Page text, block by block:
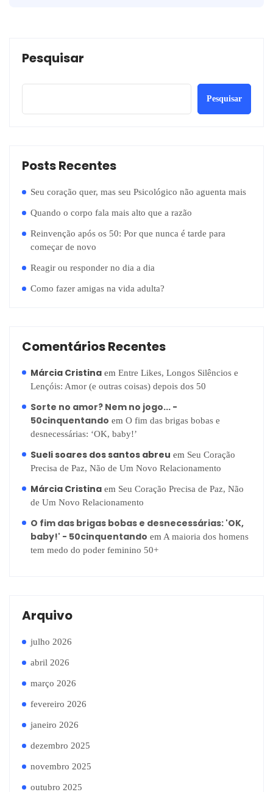
Pesquisar
Pesquisar
Posts Recentes
Seu coração quer, mas seu Psicológico não aguenta mais
Quando o corpo fala mais alto que a razão
Reinvenção após os 50: Por que nunca é tarde para
começar de novo
Reagir ou responder no dia a dia
Como fazer amigas na vida adulta?
Comentários Recentes
Márcia Cristina em Entre Likes, Longos Silêncios e
Lençóis: Amor (e outras coisas) depois dos 50
Sorte no amor? Nem no jogo... -
50cinquentando em O fim das brigas bobas e
desnecessárias: ‘OK, baby!’
Sueli soares dos santos abreu em Seu Coração
Precisa de Paz, Não de Um Novo Relacionamento
Márcia Cristina em Seu Coração Precisa de Paz, Não
de Um Novo Relacionamento
O fim das brigas bobas e desnecessárias: 'OK,
baby!' - 50cinquentando em A maioria dos homens
tem medo do poder feminino 50+
Arquivo
julho 2026
abril 2026
março 2026
fevereiro 2026
janeiro 2026
dezembro 2025
novembro 2025
outubro 2025